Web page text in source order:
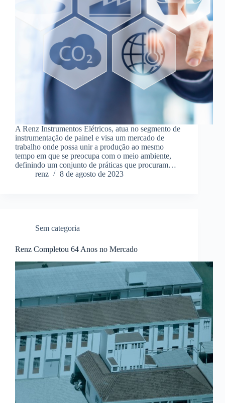
A Renz Instrumentos Elétricos, atua no segmento de
instrumentação de painel e visa um mercado de
trabalho onde possa unir a produção ao mesmo
tempo em que se preocupa com o meio ambiente,
definindo um conjunto de práticas que procuram…
renz
8 de agosto de 2023
Sem categoria
Renz Completou 64 Anos no Mercado